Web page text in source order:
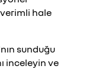
hale
sunduğu
inceleyin ve